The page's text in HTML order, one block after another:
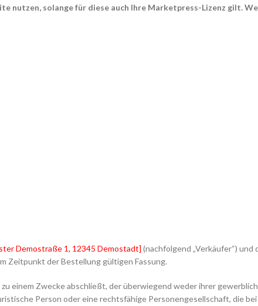
nutzen, solange für diese auch Ihre Marketpress-Lizenz gilt.
Demostraße 1, 12345 Demostadt] (nachfolgend „Verkäufer“) und
Zeitpunkt der Bestellung gültigen Fassung.
einem Zwecke abschließt, der überwiegend weder ihrer
Person oder eine rechtsfähige Personengesellschaft, die